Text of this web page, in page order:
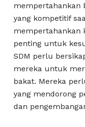
mempertahankan
yang kompetitif
mempertahankan
penting untuk
SDM perlu
mereka untuk
bakat. Mereka
yang mendorong
dan